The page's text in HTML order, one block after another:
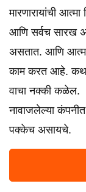
मारणारायांची
आणि सर्वच सारख
असतात. आणि आत्मा
काम करत आहे.
वाचा नक्की
नावाजलेल्या
पक्केच असायचे.